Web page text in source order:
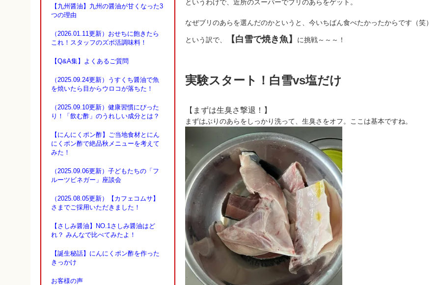
というわけで、近所のスーパーでブリのあらをゲット。
なぜブリのあらを選んだのかというと、今いちばん食べたかったからです（笑）
という訳で、 【白雪で焼き魚】 に挑戦～～～！
実験スタート！白雪vs塩だけ
【まずは生臭さ撃退！】
まずはぶりのあらをしっかり洗って、生臭さをオフ。ここは基本ですね。
【九州醤油】九州の醤油が甘くなった3
つの理由
（2026.01.11更新）おせちに飽きたら
これ！スタッフのズボ活調味料！
【Q&A集】よくあるご質問
（2025.09.24更新）うすくち醤油で魚
を焼いたら目からウロコが落ちた！
（2025.09.10更新）健康習慣にぴった
り！「飲む酢」のうれしい成分とは？
【にんにくポン酢】ご当地食材とにん
にくポン酢で絶品秋メニューを考えて
みた！
（2025.09.06更新）子どもたちの「フ
ルーツビネガー」座談会
（2025.08.05更新）【カフェコムサ】
さまでご採用いただきました！
【さしみ醤油】NO.1さしみ醤油はど
れ？ みんなで比べてみたよ！
【誕生秘話】にんにくポン酢を作った
きっかけ
お客様の声